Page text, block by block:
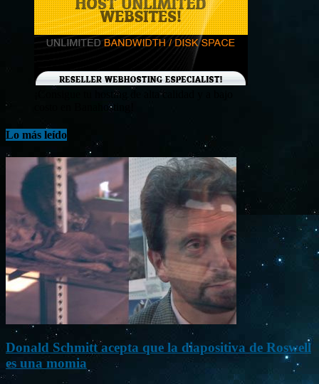
¡Consigue tu hosting de alta calidad y a bajo
costo en Banahosting!
Lo más leído
Donald Schmitt acepta que la diapositiva de Roswell
es una momia